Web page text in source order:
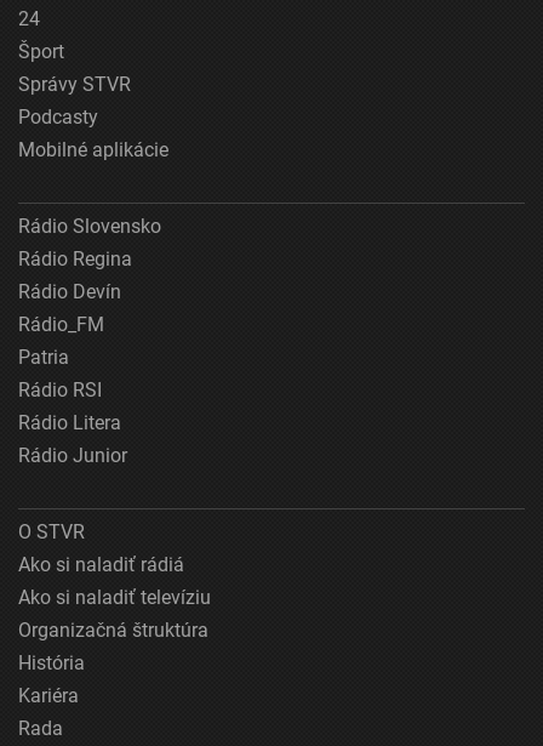
24
Šport
Správy STVR
Podcasty
Mobilné aplikácie
Rádio Slovensko
Rádio Regina
Rádio Devín
Rádio_FM
Patria
Rádio RSI
Rádio Litera
Rádio Junior
O STVR
Ako si naladiť rádiá
Ako si naladiť televíziu
Organizačná štruktúra
História
Kariéra
Rada